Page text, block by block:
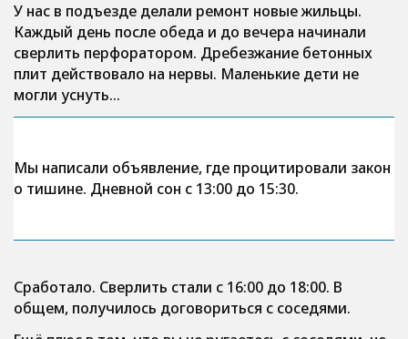
У нас в подъезде делали ремонт новые жильцы.
Каждый день после обеда и до вечера начинали
сверлить перфоратором. Дребезжание бетонных
плит действовало на нервы. Маленькие дети не
могли уснуть…
Мы написали объявление, где процитировали закон
о тишине. Дневной сон с 13:00 до 15:30.
Сработало. Сверлить стали с 16:00 до 18:00. В
общем, получилось договориться с соседями.